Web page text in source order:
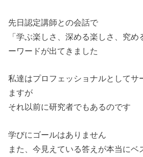
先日認定講師との会話で
「学ぶ楽しさ、深める楽しさ、究
ーワードが出てきました
私達はプロフェッショナルとしてサ
ますが
それ以前に研究者でもあるのです
学びにゴールはありません
また、今見えている答えが本当にベ